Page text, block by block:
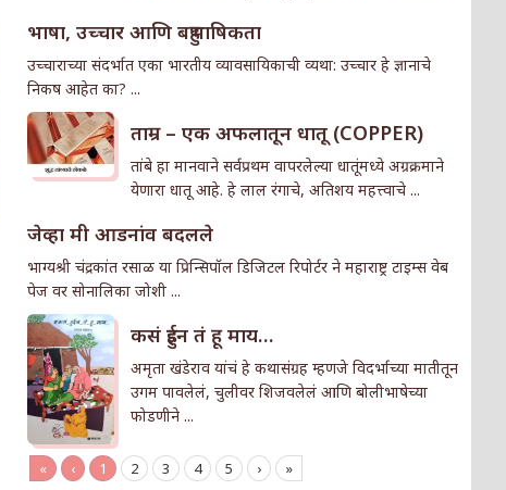
भाषा, उच्चार आणि बहुभाषिकता
उच्चाराच्या संदर्भात एका भारतीय व्यावसायिकाची व्यथा: उच्चार हे ज्ञानाचे
निकष आहेत का? ...
ताम्र – एक अफलातून धातू (COPPER)
तांबे हा मानवाने सर्वप्रथम वापरलेल्या धातूंमध्ये अग्रक्रमाने
येणारा धातू आहे. हे लाल रंगाचे, अतिशय महत्त्वाचे ...
जेव्हा मी आडनांव बदलले
भाग्यश्री चंद्रकांत रसाळ या प्रिन्सिपॉल डिजिटल रिपोर्टर ने महाराष्ट्र टाइम्स वेब
पेज वर सोनालिका जोशी ...
कसं हुईन तं हू माय…
अमृता खंडेराव यांचं हे कथासंग्रह म्हणजे विदर्भाच्या मातीतून
उगम पावलेलं, चुलीवर शिजवलेलं आणि बोलीभाषेच्या
फोडणीने ...
« ‹ 1 2 3 4 5 › »